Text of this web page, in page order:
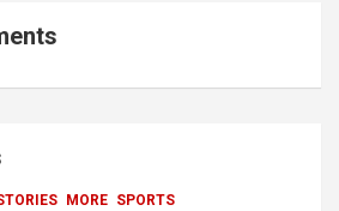
MORE SPORTS